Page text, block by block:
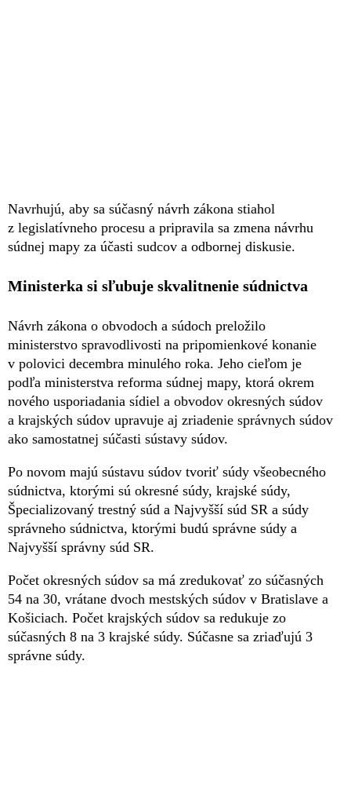
Navrhujú, aby sa súčasný návrh zákona stiahol
z legislatívneho procesu a pripravila sa zmena návrhu
súdnej mapy za účasti sudcov a odbornej diskusie.
Ministerka si sľubuje skvalitnenie súdnictva
Návrh zákona o obvodoch a súdoch preložilo
ministerstvo spravodlivosti na pripomienkové konanie
v polovici decembra minulého roka. Jeho cieľom je
podľa ministerstva reforma súdnej mapy, ktorá okrem
nového usporiadania sídiel a obvodov okresných súdov
a krajských súdov upravuje aj zriadenie správnych súdov
ako samostatnej súčasti sústavy súdov.
Po novom majú sústavu súdov tvoriť súdy všeobecného
súdnictva, ktorými sú okresné súdy, krajské súdy,
Špecializovaný trestný súd a Najvyšší súd SR a súdy
správneho súdnictva, ktorými budú správne súdy a
Najvyšší správny súd SR.
Počet okresných súdov sa má zredukovať zo súčasných
54 na 30, vrátane dvoch mestských súdov v Bratislave a
Košiciach. Počet krajských súdov sa redukuje zo
súčasných 8 na 3 krajské súdy. Súčasne sa zriaďujú 3
správne súdy.